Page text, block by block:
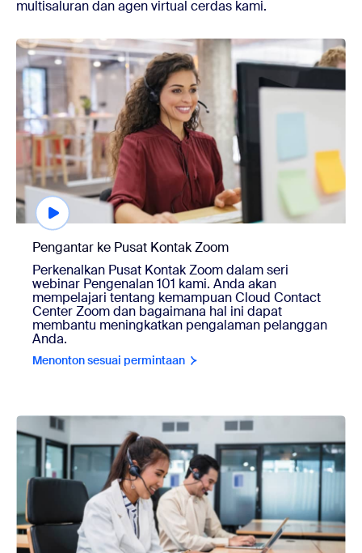
multisaluran dan agen virtual cerdas kami.
Menonton sesuai permintaan
Pengantar ke Pusat Kontak Zoom
Perkenalkan Pusat Kontak Zoom dalam seri
webinar Pengenalan 101 kami. Anda akan
mempelajari tentang kemampuan Cloud Contact
Center Zoom dan bagaimana hal ini dapat
membantu meningkatkan pengalaman pelanggan
Anda.
Menonton sesuai permintaan
Menonton sesuai permintaan